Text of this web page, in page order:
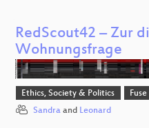
RedScout42 – Zur
Wohnungsfrage
Ethics, Society & Politics Fuse
Sandra and Leonard